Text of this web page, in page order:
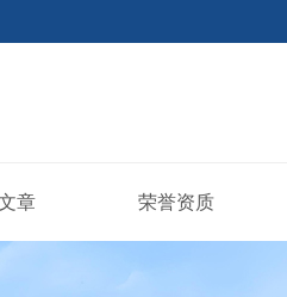
章 荣誉资质